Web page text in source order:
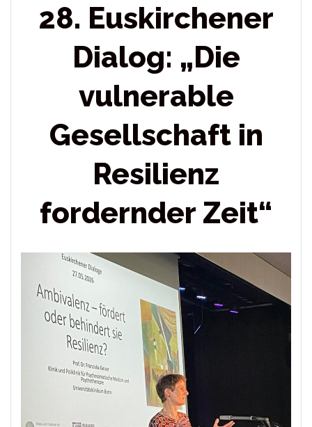
28. Euskirchener
Dialog: „Die
vulnerable
Gesellschaft in
Resilienz
fordernder Zeit“